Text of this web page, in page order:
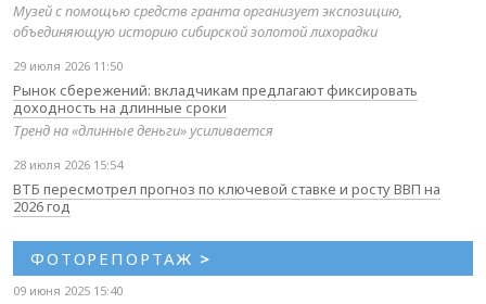
Музей с помощью средств гранта организует экспозицию,
объединяющую историю сибирской золотой лихорадки
29 июля 2026 11:50
Рынок сбережений: вкладчикам предлагают фиксировать
доходность на длинные сроки
Тренд на «длинные деньги» усиливается
28 июля 2026 15:54
ВТБ пересмотрел прогноз по ключевой ставке и росту ВВП на
2026 год
ФОТОРЕПОРТАЖ >
09 июня 2025 15:40